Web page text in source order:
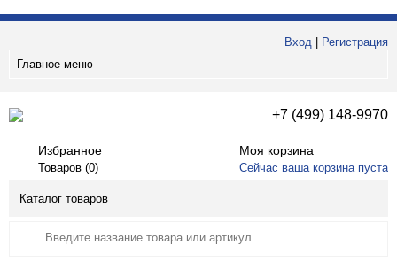
Вход
Регистрация
Главное меню
+7 (499) 148-9970
Избранное
Товаров (0)
Моя корзина
Сейчас ваша корзина пуста
Каталог товаров